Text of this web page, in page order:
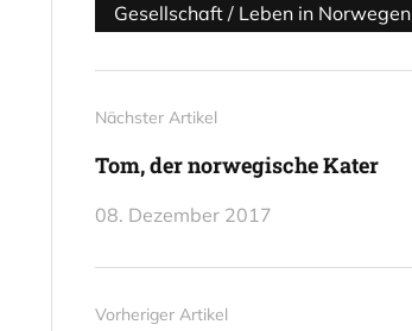
Gesellschaft / Leben in Norwegen
Nächster Artikel
Tom, der norwegische Kater
08. Dezember 2017
Vorheriger Artikel